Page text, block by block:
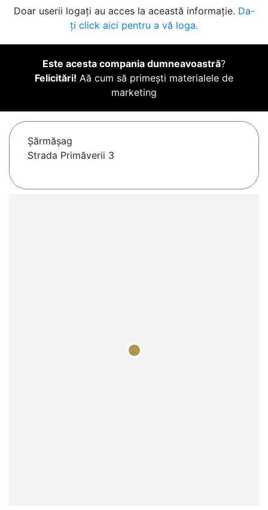
Doar userii logați au acces la această informație. Da-
ți click aici pentru a vă loga.
Este acesta compania dumneavoastră?
Felicitări! Aă cum să primești materialele de
marketing
Şărmăşag
Strada Primăverii 3